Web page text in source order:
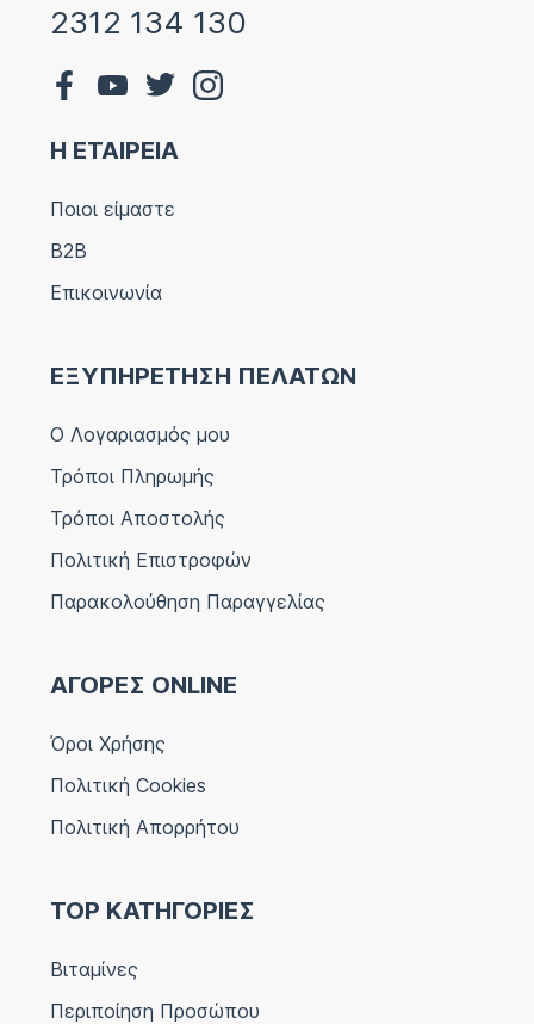
2312 134 130
Η ΕΤΑΙΡΕΙΑ
Ποιοι είμαστε
B2B
Επικοινωνία
ΕΞΥΠΗΡΕΤΗΣΗ ΠΕΛΑΤΩΝ
Ο Λογαριασμός μου
Τρόποι Πληρωμής
Τρόποι Αποστολής
Πολιτική Επιστροφών
Παρακολούθηση Παραγγελίας
ΑΓΟΡΕΣ ONLINE
Όροι Χρήσης
Πολιτική Cookies
Πολιτική Απορρήτου
TOP ΚΑΤΗΓΟΡΙΕΣ
Βιταμίνες
Περιποίηση Προσώπου